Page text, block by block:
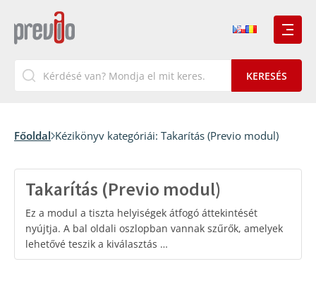
Főoldal Kézikönyv kategóriái: Takarítás (Previo modul)
Takarítás (Previo modul)
Ez a modul a tiszta helyiségek átfogó áttekintését
nyújtja. A bal oldali oszlopban vannak szűrők, amelyek
lehetővé teszik a kiválasztás …